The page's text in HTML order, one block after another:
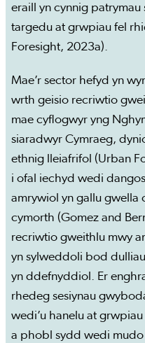
eraill yn cynnig
targedu at grwpiau fel
Foresight, 2023a).
Mae’r sector hefyd yn
wrth geisio recriwtio
mae cyflogwyr yng
siaradwyr Cymraeg,
ethnig lleiafrifol (Urban
i ofal iechyd wedi
amrywiol yn gallu gwella
cymorth (Gomez and
recriwtio gweithlu mwy
yn sylweddoli bod
yn ddefnyddiol. Er
rhedeg sesiynau
wedi’u hanelu at
a phobl sydd wedi mudo